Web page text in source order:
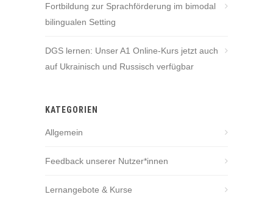
Fortbildung zur Sprachförderung im bimodal
bilingualen Setting
DGS lernen: Unser A1 Online-Kurs jetzt auch
auf Ukrainisch und Russisch verfügbar
KATEGORIEN
Allgemein
Feedback unserer Nutzer*innen
Lernangebote & Kurse